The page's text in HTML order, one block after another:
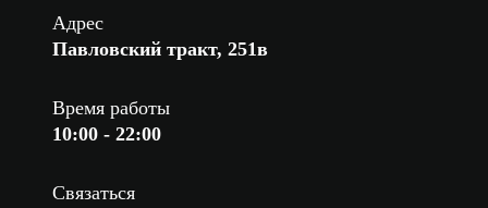
Адрес
Павловский тракт, 251в
Время работы
10:00 - 22:00
Связаться